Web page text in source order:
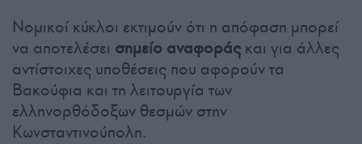
Νομικοί κύκλοι εκτιμούν ότι η απόφαση μπορεί
να αποτελέσει σημείο αναφοράςκαι για άλλες
αντίστοιχες υποθέσεις που αφορούν τα
Βακούφια και τη λειτουργία των
ελληνορθόδοξων θεσμών στην
Κωνσταντινούπολη.